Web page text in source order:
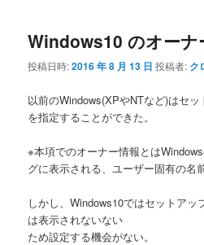
Windows10 のオーナ
投稿日時:2016 年 8 月 13 日 投稿者: ク
以前のWindows(XPやNTなど)はセ
を指定することができた。
※本項でのオーナー情報とは
グに表示される、ユーザー固有の名
しかし、Windows10ではセットア
は表示されないない
ため設定する機会がない。